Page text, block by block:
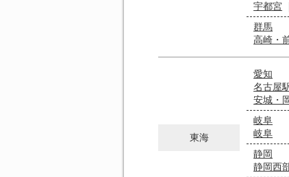
宇都宮
群馬
高崎・
東海
愛知
名古屋
安城・
岐阜
岐阜
静岡
静岡西